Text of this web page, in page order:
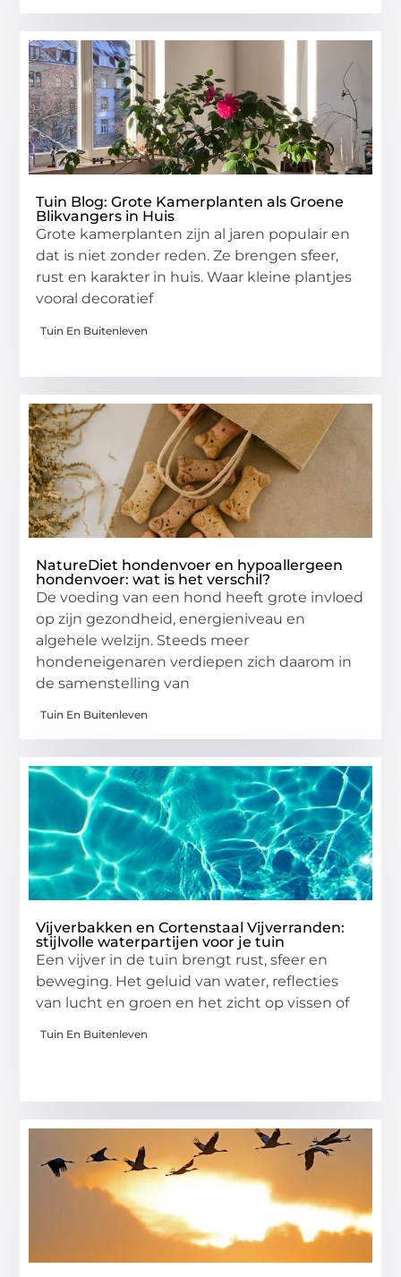
Tuin Blog: Grote Kamerplanten als Groene
Blikvangers in Huis
Grote kamerplanten zijn al jaren populair en
dat is niet zonder reden. Ze brengen sfeer,
rust en karakter in huis. Waar kleine plantjes
vooral decoratief
Tuin En Buitenleven
NatureDiet hondenvoer en hypoallergeen
hondenvoer: wat is het verschil?
De voeding van een hond heeft grote invloed
op zijn gezondheid, energieniveau en
algehele welzijn. Steeds meer
hondeneigenaren verdiepen zich daarom in
de samenstelling van
Tuin En Buitenleven
Vijverbakken en Cortenstaal Vijverranden:
stijlvolle waterpartijen voor je tuin
Een vijver in de tuin brengt rust, sfeer en
beweging. Het geluid van water, reflecties
van lucht en groen en het zicht op vissen of
Tuin En Buitenleven